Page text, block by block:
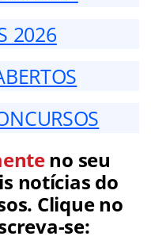
2026
no seu
notícias do
Clique no
se: